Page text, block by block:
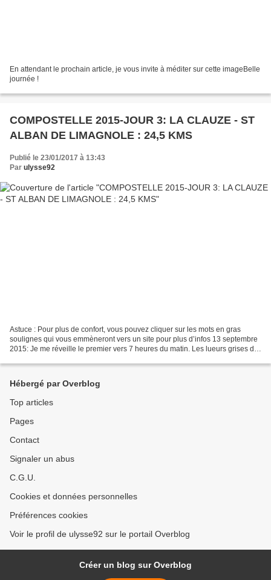
En attendant le prochain article, je vous invite à méditer sur cette imageBelle
journée !
COMPOSTELLE 2015-JOUR 3: LA CLAUZE - ST
ALBAN DE LIMAGNOLE : 24,5 KMS
Publié le 23/01/2017 à 13:43
Par ulysse92
Astuce : Pour plus de confort, vous pouvez cliquer sur les mots en gras
soulignes qui vous emmèneront vers un site pour plus d’infos 13 septembre
2015: Je me réveille le premier vers 7 heures du matin. Les lueurs grises d
Hébergé par Overblog
Top articles
Pages
Contact
Signaler un abus
C.G.U.
Cookies et données personnelles
Préférences cookies
Voir le profil de ulysse92 sur le portail Overblog
Créer un blog sur Overblog